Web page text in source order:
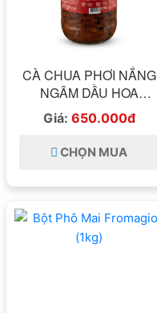
CÀ CHUA PHƠI NẮNG
NGÂM DẦU HOA
HƯỚNG DƯƠNG -
MAZZA 1,7KG ITALIA
Giá: 650.000đ
CHỌN MUA